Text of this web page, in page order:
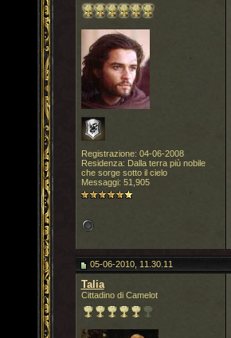
Registrazione: 04-06-2008
Residenza: Dalla terra più nobile
che sorge sotto il cielo
Messaggi: 51,905
05-06-2010, 11.30.11
Talia
Cittadino di Camelot